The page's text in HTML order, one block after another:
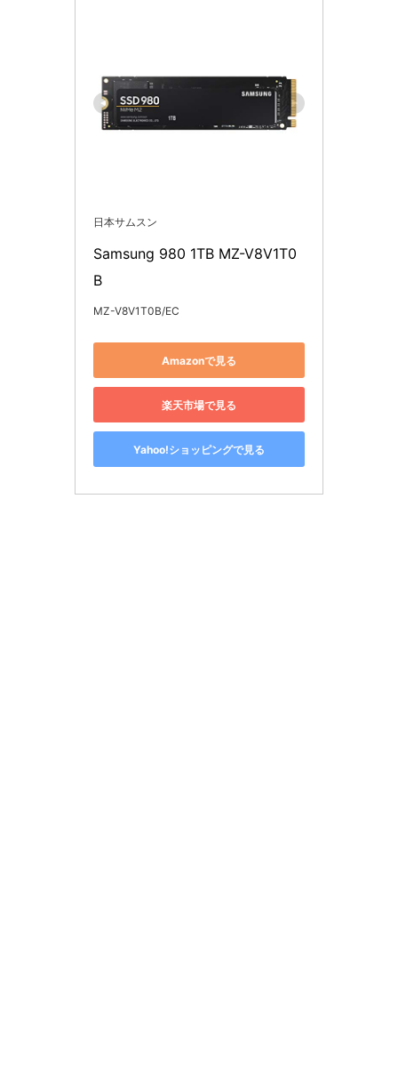
日本サムスン
Samsung 980 1TB MZ-V8V1T0
B
MZ-V8V1T0B/EC
Amazonで見る
楽天市場で見る
Yahoo!ショッピングで見る